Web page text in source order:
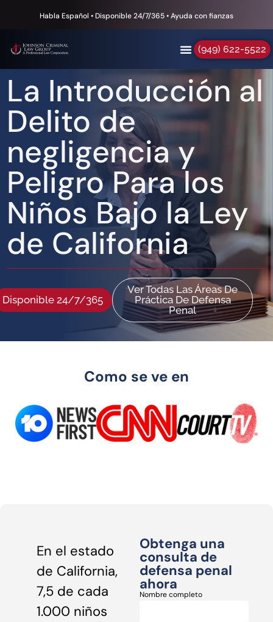
Habla Español • Disponible 24/7/365 • Ayuda con fianzas
(949) 622-5522
La Introducción al
Delito de
negligencia y
Peligro Para los
Niños Bajo la Ley
de California
Disponible 24/7/365
Ver Todas Las Áreas De
Práctica De Defensa
Penal
Como se ve en
En el estado
de California,
7,5 de cada
1.000 niños
Obtenga una
consulta de
defensa penal
ahora
Nombre completo